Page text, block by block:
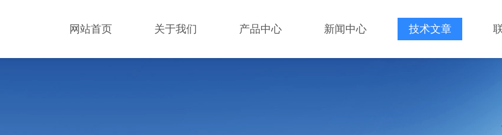
网站首页 关于我们 产品中心 新闻中心 技术文章